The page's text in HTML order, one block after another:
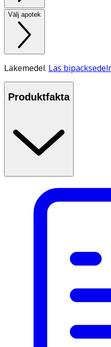
Välj apotek
Läkemedel. Läs
Produktfakta